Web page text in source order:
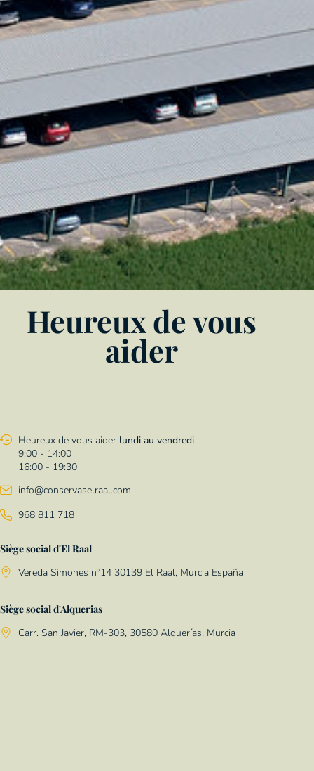
Heureux de vous
aider
Heureux de vous aider lundi au vendredi
9:00 - 14:00
16:00 - 19:30
info@conservaselraal.com
968 811 718
Siège social d'El Raal
Vereda Simones nº14 30139 El Raal, Murcia España
Siège social d'Alquerias
Carr. San Javier, RM-303, 30580 Alquerías, Murcia